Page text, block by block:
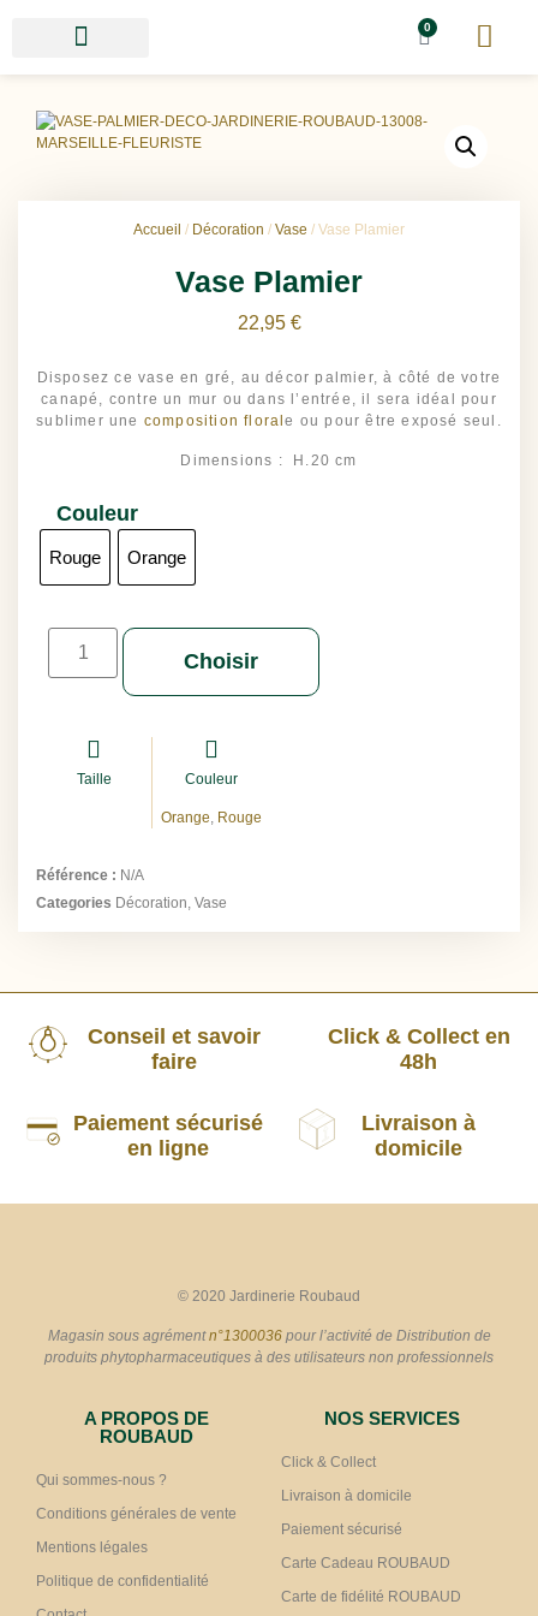
0
Accueil / Décoration / Vase / Vase Plamier
Vase Plamier
22,95 €
Disposez ce vase en gré, au décor palmier, à côté de votre
canapé, contre un mur ou dans l’entrée, il sera idéal pour
sublimer une composition florale ou pour être exposé seul.
Dimensions : H.20 cm
Couleur
Rouge Orange
Choisir
Taille Couleur
Orange, Rouge
Référence : N/A
Categories Décoration, Vase
Conseil et savoir
faire
Click & Collect en
48h
Paiement sécurisé
en ligne
Livraison à
domicile
© 2020 Jardinerie Roubaud
Magasin sous agrémentn°1300036pour l’activité de Distribution de
produits phytopharmaceutiques à des utilisateurs non professionnels
A PROPOS DE
ROUBAUD
Qui sommes-nous ?
Conditions générales de vente
Mentions légales
Politique de confidentialité
NOS SERVICES
Click & Collect
Livraison à domicile
Paiement sécurisé
Carte Cadeau ROUBAUD
Carte de fidélité ROUBAUD